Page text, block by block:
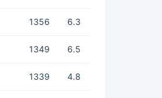
1356 6.3
1349 6.5
1339 4.8